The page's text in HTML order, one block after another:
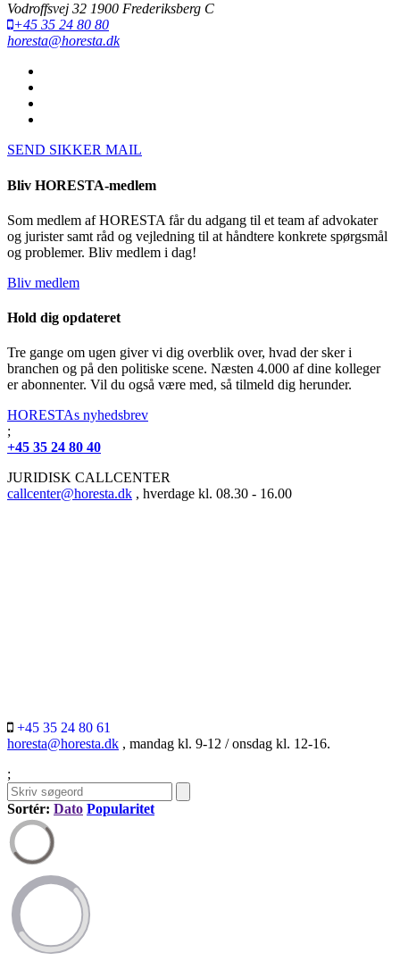
Vodroffsvej 32 1900 Frederiksberg C
+45 35 24 80 80
horesta@horesta.dk
SEND SIKKER MAIL
Bliv HORESTA-medlem
Som medlem af HORESTA får du adgang til et team af advokater
og jurister samt råd og vejledning til at håndtere konkrete spørgsmål
og problemer. Bliv medlem i dag!
Bliv medlem
Hold dig opdateret
Tre gange om ugen giver vi dig overblik over, hvad der sker i
branchen og på den politiske scene. Næsten 4.000 af dine kolleger
er abonnenter. Vil du også være med, så tilmeld dig herunder.
HORESTAs nyhedsbrev
;
+45 35 24 80 40
JURIDISK CALLCENTER
callcenter@horesta.dk , hverdage kl. 08.30 - 16.00
+45 35 24 80 61
horesta@horesta.dk , mandag kl. 9-12 / onsdag kl. 12-16.
;
Sortér: Dato Popularitet